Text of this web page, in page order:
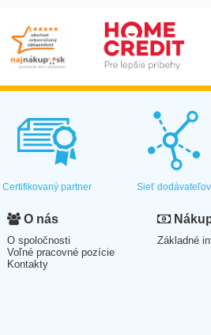
Certifikovaný partner Sieť dodávateľov
O nás
O spoločnosti
Voľné pracovné pozície
Kontakty
Základné